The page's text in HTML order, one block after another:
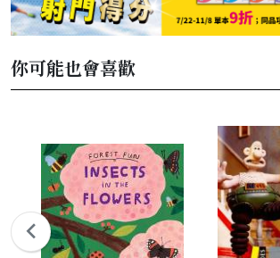
你可能也會喜歡